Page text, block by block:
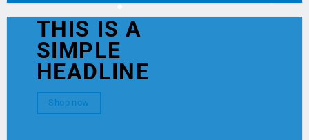
THIS IS A
SIMPLE
HEADLINE
Shop now